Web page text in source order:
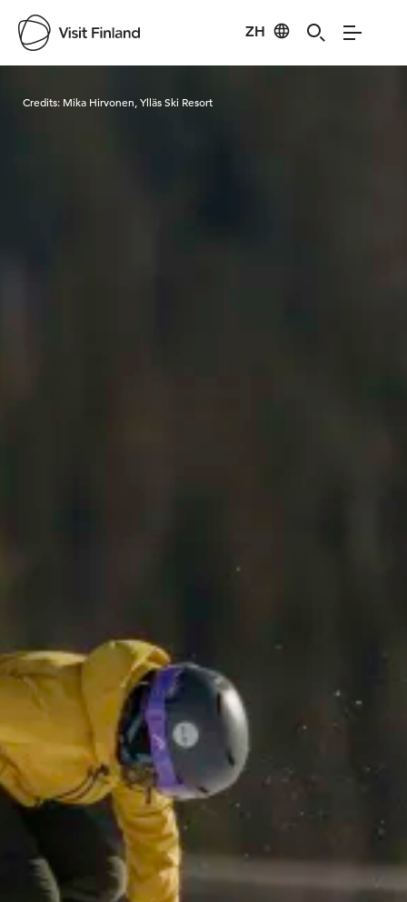
ZH
Credits: Mika Hirvonen, Ylläs Ski Resort